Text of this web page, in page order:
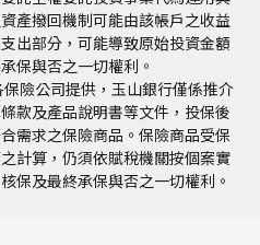
產撥回機制可能由該帳戶之收益
出部分，可能導致原始投資金額
保與否之一切權利。
保險公司提供，玉山銀行僅係推介
款及產品說明書等文件，投保後
需求之保險商品。保險商品受保
計算，仍須依賦稅機關按個案實
保及最終承保與否之一切權利。